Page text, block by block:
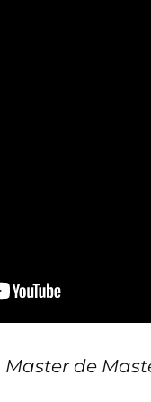
Master de